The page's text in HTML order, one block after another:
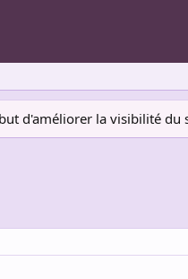
d'améliorer la visibilité du